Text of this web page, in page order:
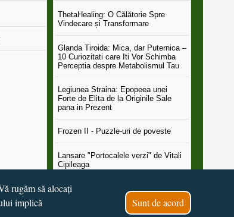
ThetaHealing: O Călătorie Spre
Vindecare și Transformare
Glanda Tiroida: Mica, dar Puternica –
10 Curiozitati care Iti Vor Schimba
Perceptia despre Metabolismul Tau
Legiunea Straina: Epopeea unei
Forte de Elita de la Originile Sale
pana in Prezent
Frozen II - Puzzle-uri de poveste
Lansare "Portocalele verzi" de Vitali
Cipileaga
...toate știrile
rugăm să alocați
implică
Sunt de acord